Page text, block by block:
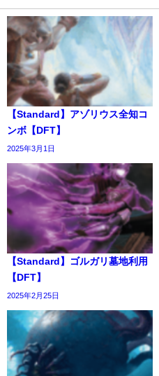
【Standard】アゾリウス全知コ
ンボ【DFT】
2025年3月1日
【Standard】ゴルガリ墓地利用
【DFT】
2025年2月25日